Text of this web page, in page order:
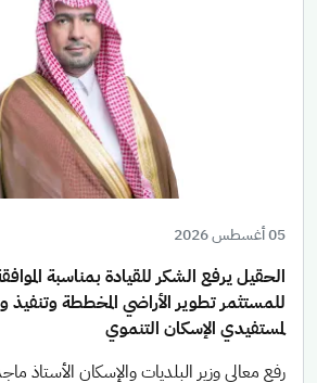
05 أغسطس 2026
الحقيل يرفع الشكر للقيادة بمناسبة
للمستثمر تطوير الأراضي المخططة
لمستفيدي الإسكان التنموي
رفع معالي وزير البلديات والإسكان الأستاذ